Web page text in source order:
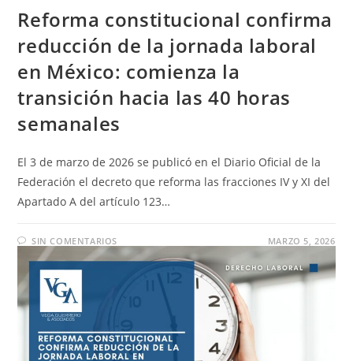
Reforma constitucional confirma
reducción de la jornada laboral
en México: comienza la
transición hacia las 40 horas
semanales
El 3 de marzo de 2026 se publicó en el Diario Oficial de la
Federación el decreto que reforma las fracciones IV y XI del
Apartado A del artículo 123…
SIN COMENTARIOS MARZO 5, 2026